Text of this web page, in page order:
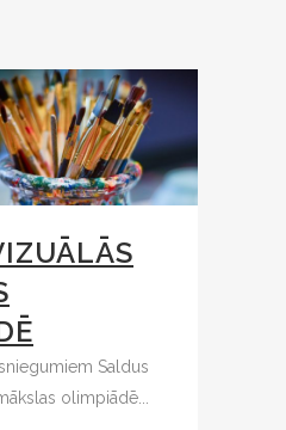
Saldus
olimpiādē...